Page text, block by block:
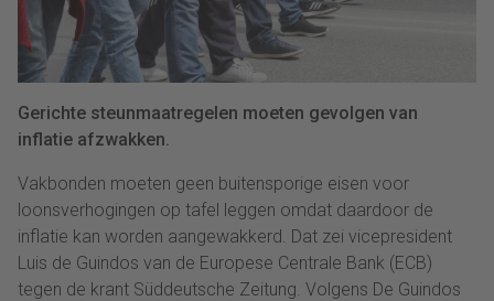
Gerichte steunmaatregelen moeten gevolgen van
inflatie afzwakken.
Vakbonden moeten geen buitensporige eisen voor
loonsverhogingen op tafel leggen omdat daardoor de
inflatie kan worden aangewakkerd. Dat zei vicepresident
Luis de Guindos van de Europese Centrale Bank (ECB)
tegen de krant Süddeutsche Zeitung. Volgens De Guindos